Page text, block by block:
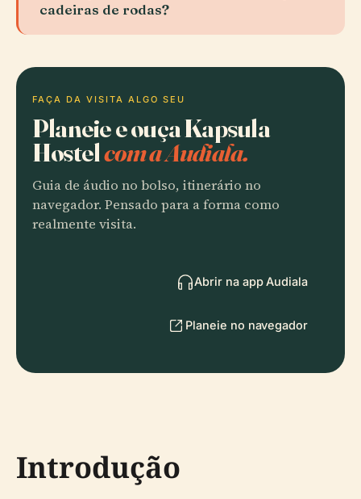
cadeiras de rodas?
FAÇA DA VISITA ALGO SEU
Planeie e ouça Kapsula
Hostelcom a Audiala.
Guia de áudio no bolso, itinerário no
navegador. Pensado para a forma como
realmente visita.
Abrir na app Audiala
Planeie no navegador
Introdução